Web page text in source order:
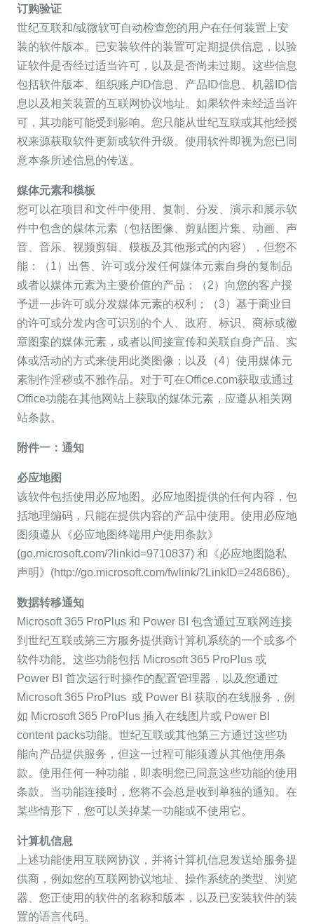
订购验证
世纪互联和/或微软可自动检查您的用户在任何装置上安
装的软件版本。已安装软件的装置可定期提供信息，以验
证软件是否经过适当许可，以及是否尚未过期。这些信息
包括软件版本、组织账户ID信息、产品ID信息、机器ID信
息以及相关装置的互联网协议地址。如果软件未经适当许
可，其功能可能受到影响。您只能从世纪互联或其他经授
权来源获取软件更新或软件升级。使用软件即视为您已同
意本条所述信息的传送。
媒体元素和模板
您可以在项目和文件中使用、复制、分发、演示和展示软
件中包含的媒体元素（包括图像、剪贴图片集、动画、声
音、音乐、视频剪辑、模板及其他形式的内容），但您不
能：（1）出售、许可或分发任何媒体元素自身的复制品
或者以媒体元素为主要价值的产品；（2）向您的客户授
予进一步许可或分发媒体元素的权利；（3）基于商业目
的许可或分发内含可识别的个人、政府、标识、商标或徽
章图案的媒体元素，或者以间接宣传和关联自身产品、实
体或活动的方式来使用此类图像；以及（4）使用媒体元
素制作淫秽或不雅作品。对于可在Office.com获取或通过
Office功能在其他网站上获取的媒体元素，应遵从相关网
站条款。
附件一：通知
必应地图
该软件包括使用必应地图。必应地图提供的任何内容，包
括地理编码，只能在提供内容的产品中使用。使用必应地
图须遵从《必应地图终端用户使用条款》
(go.microsoft.com/?linkid=9710837) 和《必应地图隐私
声明》(http://go.microsoft.com/fwlink/?LinkID=248686)。
数据转移通知
Microsoft 365 ProPlus 和 Power BI 包含通过互联网连接
到世纪互联或第三方服务提供商计算机系统的一个或多个
软件功能。这些功能包括 Microsoft 365 ProPlus 或
Power BI 首次运行时操作的配置管理器，以及您通过
Microsoft 365 ProPlus 或 Power BI 获取的在线服务，例
如 Microsoft 365 ProPlus 插入在线图片或 Power BI
content packs功能。世纪互联或其他第三方通过这些功
能向产品提供服务，但这一过程可能须遵从其他使用条
款。使用任何一种功能，即表明您已同意这些功能的使用
条款。当功能连接时，您将不会总是收到单独的通知。在
某些情形下，您可以关掉某一功能或不使用它。
计算机信息
上述功能使用互联网协议，并将计算机信息发送给服务提
供商，例如您的互联网协议地址、操作系统的类型、浏览
器、您正使用的软件的名称和版本，以及已安装软件的装
置的语言代码。